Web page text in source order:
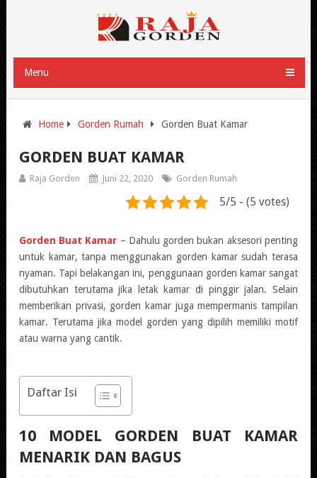
Menu
Home Gorden Rumah Gorden Buat Kamar
GORDEN BUAT KAMAR
Raja Gorden Juni 22, 2020 Gorden Rumah
5/5 - (5 votes)
Gorden Buat Kamar – Dahulu gorden bukan aksesori penting
untuk kamar, tanpa menggunakan gorden kamar sudah terasa
nyaman. Tapi belakangan ini, penggunaan gorden kamar sangat
dibutuhkan terutama jika letak kamar di pinggir jalan. Selain
memberikan privasi, gorden kamar juga mempermanis tampilan
kamar. Terutama jika model gorden yang dipilih memiliki motif
atau warna yang cantik.
Daftar Isi
10 MODEL GORDEN BUAT KAMAR
MENARIK DAN BAGUS